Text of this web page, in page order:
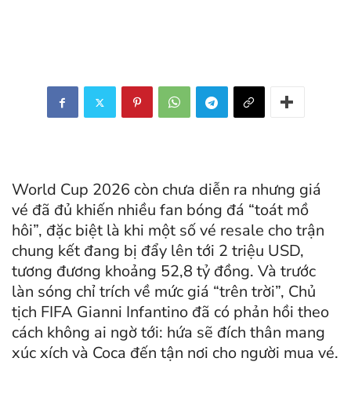
World Cup 2026 còn chưa diễn ra nhưng giá
vé đã đủ khiến nhiều fan bóng đá “toát mồ
hôi”, đặc biệt là khi một số vé resale cho trận
chung kết đang bị đẩy lên tới 2 triệu USD,
tương đương khoảng 52,8 tỷ đồng. Và trước
làn sóng chỉ trích về mức giá “trên trời”, Chủ
tịch FIFA Gianni Infantino đã có phản hồi theo
cách không ai ngờ tới: hứa sẽ đích thân mang
xúc xích và Coca đến tận nơi cho người mua vé.